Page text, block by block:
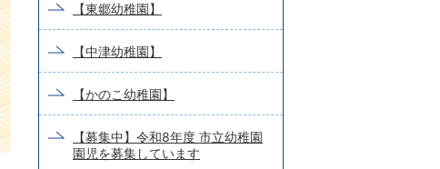
【東郷幼稚園】
【中津幼稚園】
【かのこ幼稚園】
【募集中】令和8年度 市立幼稚園
園児を募集しています